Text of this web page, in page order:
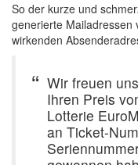
So der kurze und
generierte Mailadressen
wirkenden
Wir freuen
Ihren Preis
Lotterie
an Ticket-